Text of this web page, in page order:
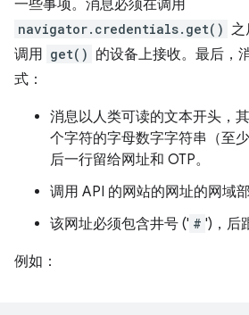
一些事项。消息必须在调用
navigator.credentials.get() 之
调用 get() 的设备上接收。最后，
式：
消息以人类可读的文本开头，
个字符的字母数字字符串（至
后一行留给网址和 OTP。
调用 API 的网站的网址的网域
该网址必须包含井号 (' # ')，后
例如：